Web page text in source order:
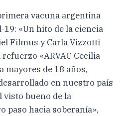
vacuna argentina
19: «Un hito de la ciencia
Filmus y Carla Vizzotti
«ARVAC Cecilia
mayores de 18 años,
en nuestro país
visto bueno de la
paso hacia soberanía»,